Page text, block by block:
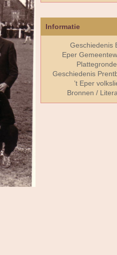
Informatie
Geschiedenis
Eper
Geschiedenis
’t Eper
Bronnen /